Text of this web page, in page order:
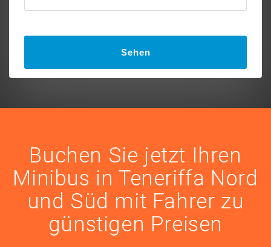
Sehen
Buchen Sie jetzt Ihren
Minibus in Teneriffa Nord
und Süd mit Fahrer zu
günstigen Preisen